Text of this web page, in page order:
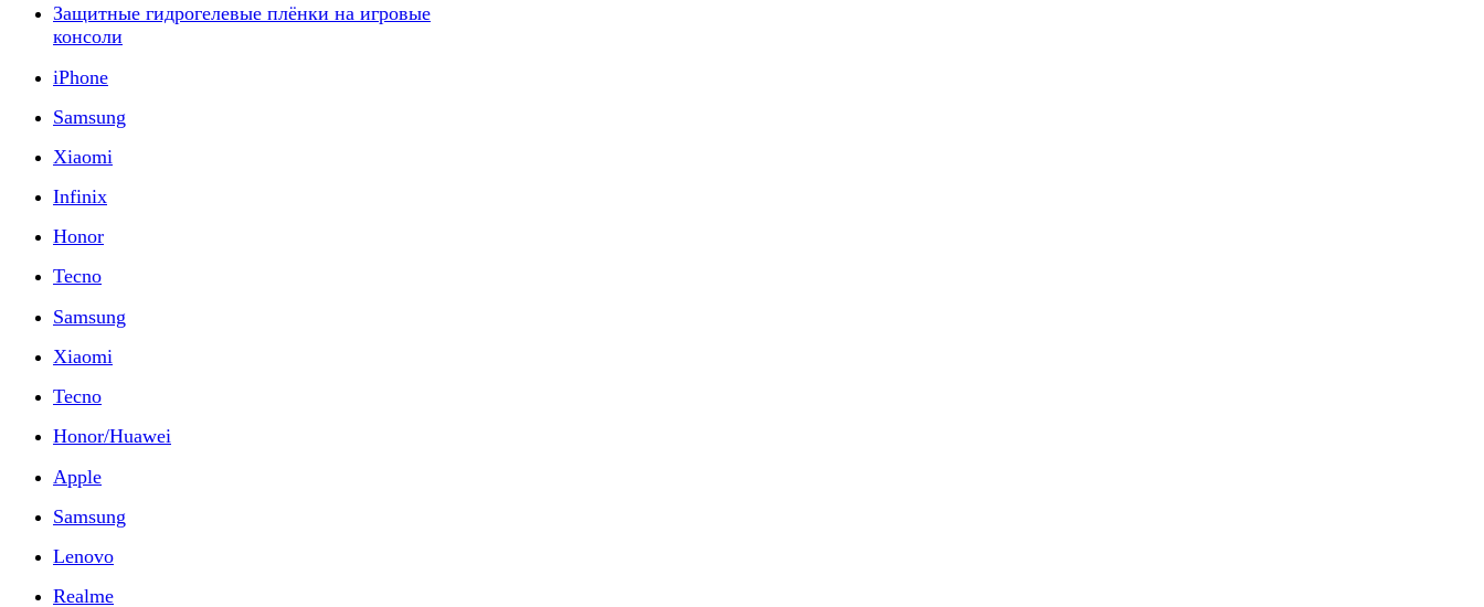
Защитные гидрогелевые плёнки на игровые
консоли
iPhone
Samsung
Xiaomi
Infinix
Honor
Tecno
Samsung
Xiaomi
Tecno
Honor/Huawei
Apple
Samsung
Lenovo
Realme